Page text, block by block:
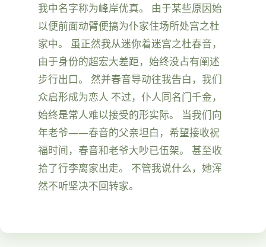
我中名字称为峰岸优真。 由于某些原因始
以便前面动臂便搞为仆家住场所处宫之杜
家中。 虽正然我从迷你着迷宫之杜春音，
由于身份的超宏大差距，始终没占有阐述
步行出口。 然并春音导动往我告白，我们
众启形成为恋人 不过，仆人同名门千金，
始终是常人难以接受的形实际。 当我们向
年老爷——春音的父亲坦白，希望接收祝
福时间，春音和老爷大吵已伍架。 甚至收
拾了行李离家出走。 不管我说什么，她浑
然不听坚决不回转家。